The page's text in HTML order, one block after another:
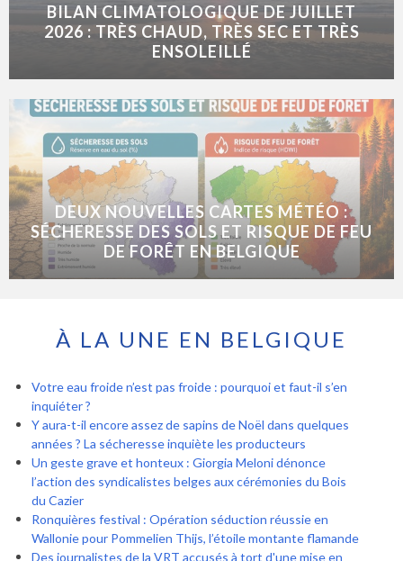
BILAN CLIMATOLOGIQUE DE JUILLET
2026 : TRÈS CHAUD, TRÈS SEC ET TRÈS
ENSOLEILLÉ
DEUX NOUVELLES CARTES MÉTÉO :
SÉCHERESSE DES SOLS ET RISQUE DE FEU
DE FORÊT EN BELGIQUE
À LA UNE EN BELGIQUE
Votre eau froide n’est pas froide : pourquoi et faut-il s’en
inquiéter ?
Y aura-t-il encore assez de sapins de Noël dans quelques
années ? La sécheresse inquiète les producteurs
Un geste grave et honteux : Giorgia Meloni dénonce
l’action des syndicalistes belges aux cérémonies du Bois
du Cazier
Ronquières festival : Opération séduction réussie en
Wallonie pour Pommelien Thijs, l’étoile montante flamande
Des journalistes de la VRT accusés à tort d'une mise en